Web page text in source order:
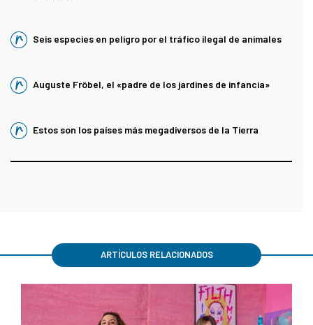
Seis especies en peligro por el tráfico ilegal de animales
Auguste Fröbel, el «padre de los jardines de infancia»
Estos son los países más megadiversos de la Tierra
ARTÍCULOS RELACIONADOS